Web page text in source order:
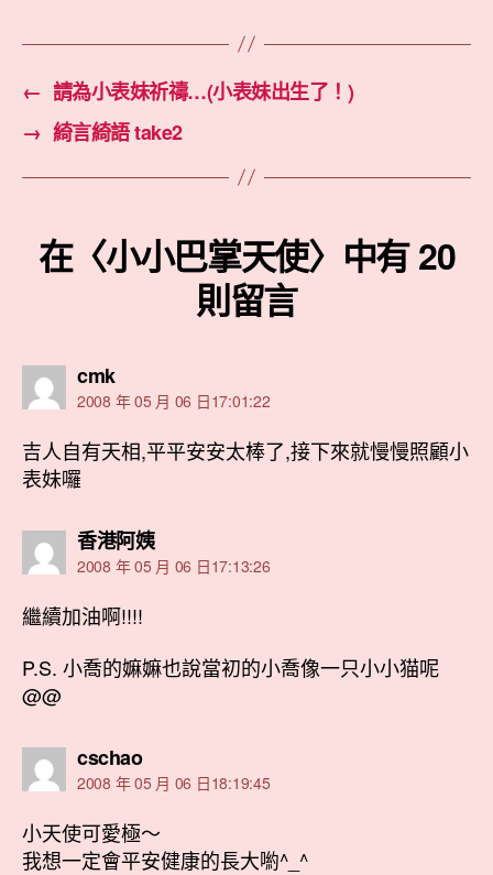
← 請為小表妹祈禱…(小表妹出生了！)
→ 綺言綺語 take2
在〈小小巴掌天使〉中有 20
則留言
cmk表
示:
2008 年 05 月 06 日17:01:22
吉人自有天相,平平安安太棒了,接下來就慢慢照顧小
表妹囉
香港阿姨表
示:
2008 年 05 月 06 日17:13:26
繼續加油啊!!!!
P.S. 小喬的嫲嫲也說當初的小喬像一只小小猫呢
@@
cschao表
示:
2008 年 05 月 06 日18:19:45
小天使可愛極～
我想一定會平安健康的長大喲^_^